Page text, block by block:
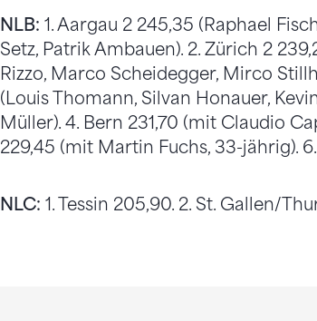
NLB: 1. Aargau 2 245,35 (Raphael
Setz, Patrik Ambauen). 2. Zürich 2
Rizzo, Marco Scheidegger, Mirco
(Louis Thomann, Silvan Honauer,
Müller). 4. Bern 231,70 (mit Claudio
229,45 (mit Martin Fuchs, 33-jährig).
NLC: 1. Tessin 205,90. 2. St. Gallen/